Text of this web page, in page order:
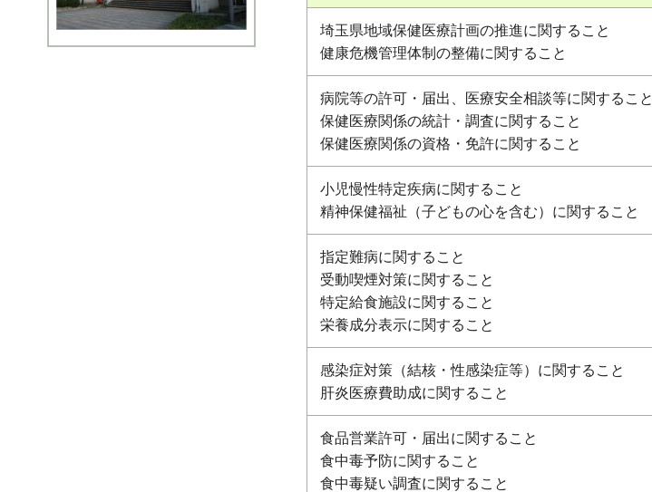
埼玉県地域保健医療計画の推進に関すること
健康危機管理体制の整備に関すること
病院等の許可・届出、医療安全相談等に関すること
保健医療関係の統計・調査に関すること
保健医療関係の資格・免許に関すること
小児慢性特定疾病に関すること
精神保健福祉（子どもの心を含む）に関すること
指定難病に関すること
受動喫煙対策に関すること
特定給食施設に関すること
栄養成分表示に関すること
感染症対策（結核・性感染症等）に関すること
肝炎医療費助成に関すること
食品営業許可・届出に関すること
食中毒予防に関すること
食中毒疑い調査に関すること